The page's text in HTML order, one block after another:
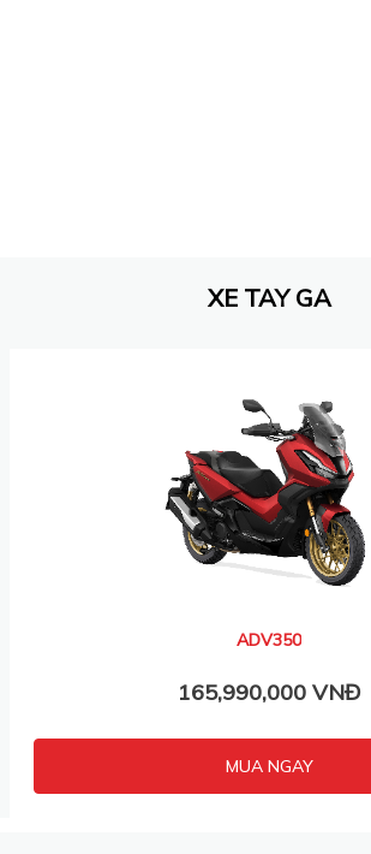
XE TAY GA
ADV350
165,990,000 VNĐ
MUA NGAY